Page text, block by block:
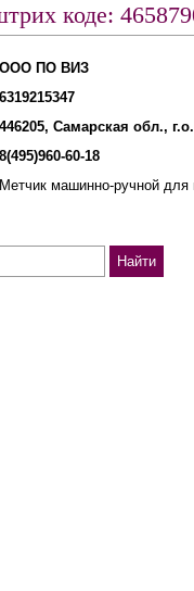
коде:
ООО ПО ВИЗ
6319215347
446205, Самарская обл.,
8(495)960-60-18
Метчик машинно-ручной для